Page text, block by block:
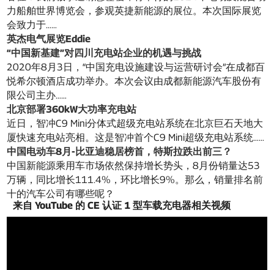
力船舶世界博览会，参观英捷新能源的展位。本次国际展览
会致力于……
英杰电气展览Eddie
“中国新基建”对四川充电站企业的机遇与挑战
2020年8月3日，“中国充电设施建设与运营研讨会”在成都百
悦希尔顿酒店成功举办。本次会议由成都新能源汽车股份有
限公司主办……
北京部署360kW大功率充电站
近日，智冲C9 Mini分体式超级充电站系统在北京巨石天地大
厦快速充电站亮相。这是智冲首个C9 Mini超级充电站系统……
中国电动车8月-比亚迪稳居榜首，特斯拉跌出前三？
中国新能源乘用车市场依然保持增长势头，8月份销量达53
万辆，同比增长111.4%，环比增长9%。那么，销量排名前
十的汽车公司有哪些呢？
来自 YouTube 的 CE 认证 1 型车载充电器相关视频